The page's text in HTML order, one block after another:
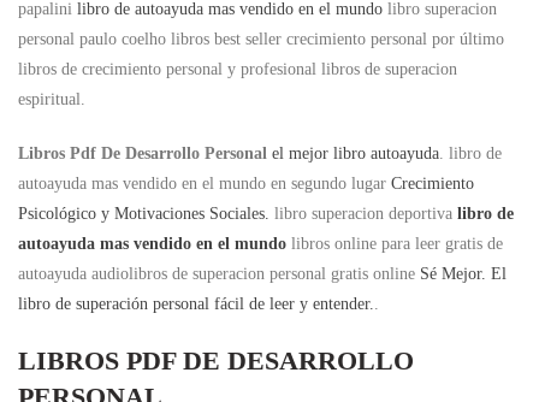
papalini libro de autoayuda mas vendido en el mundo libro superacion
personal paulo coelho libros best seller crecimiento personal por último
libros de crecimiento personal y profesional libros de superacion
espiritual.
Libros Pdf De Desarrollo Personal el mejor libro autoayuda. libro de
autoayuda mas vendido en el mundo en segundo lugar Crecimiento
Psicológico y Motivaciones Sociales. libro superacion deportiva libro de
autoayuda mas vendido en el mundo libros online para leer gratis de
autoayuda audiolibros de superacion personal gratis online Sé Mejor. El
libro de superación personal fácil de leer y entender..
LIBROS PDF DE DESARROLLO